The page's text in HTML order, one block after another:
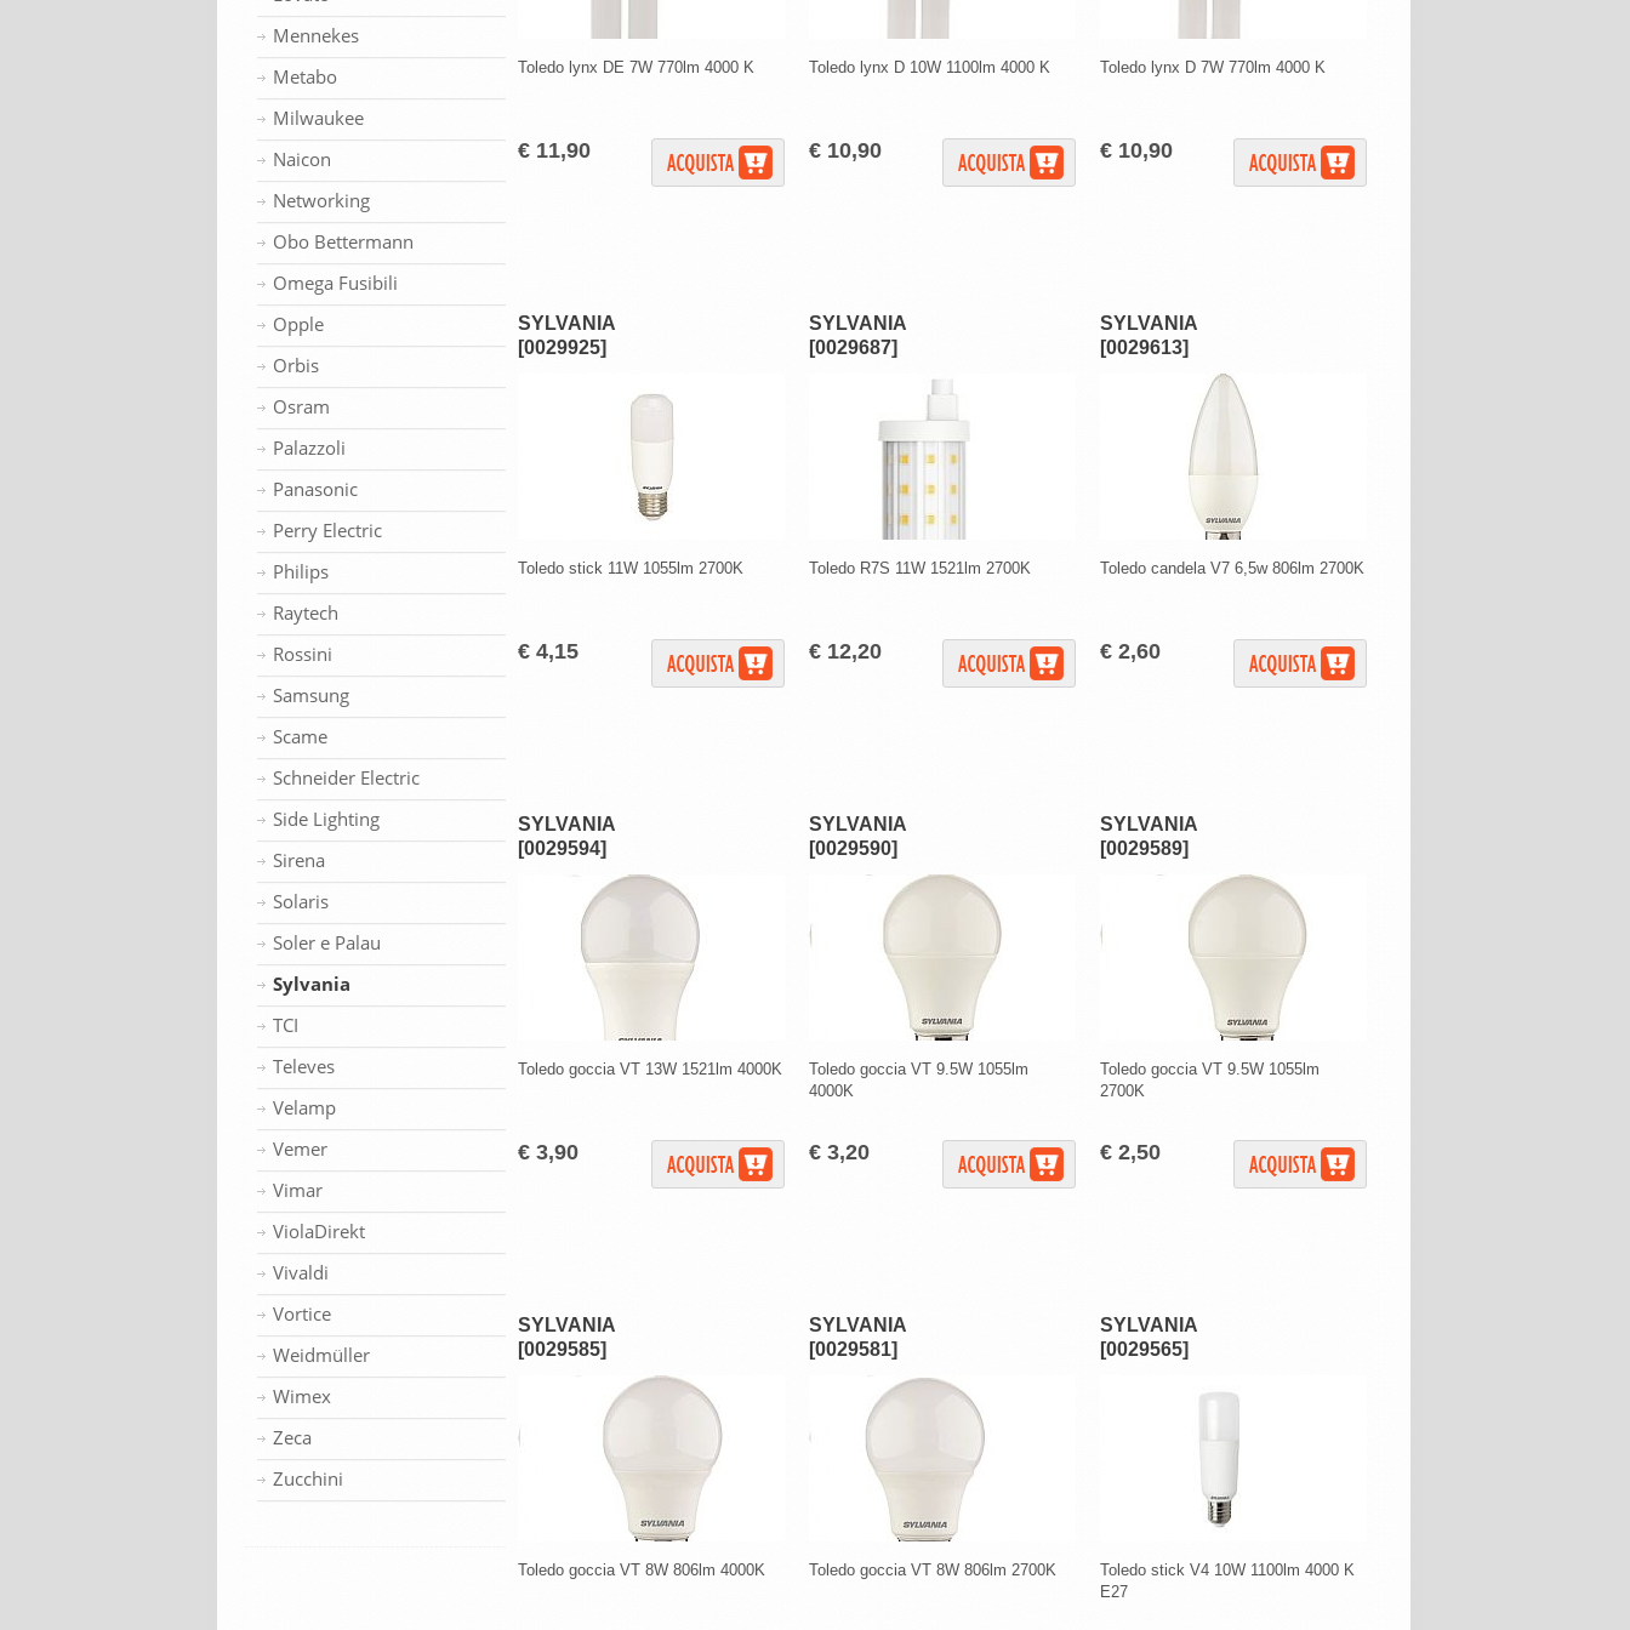
Mennekes
Metabo
Milwaukee
Naicon
Networking
Obo Bettermann
Omega Fusibili
Opple
Orbis
Osram
Palazzoli
Panasonic
Perry Electric
Philips
Raytech
Rossini
Samsung
Scame
Schneider Electric
Side Lighting
Sirena
Solaris
Soler e Palau
Sylvania
TCI
Televes
Velamp
Vemer
Vimar
ViolaDirekt
Vivaldi
Vortice
Weidmüller
Wimex
Zeca
Zucchini
Toledo lynx DE 7W 770lm 4000 K
€ 11,90
Toledo lynx D 10W 1100lm 4000 K
€ 10,90
Toledo lynx D 7W 770lm 4000 K
€ 10,90
SYLVANIA
[0029925]
Toledo stick 11W 1055lm 2700K
€ 4,15
SYLVANIA
[0029687]
Toledo R7S 11W 1521lm 2700K
€ 12,20
SYLVANIA
[0029613]
Toledo candela V7 6,5w 806lm 2700K
€ 2,60
SYLVANIA
[0029594]
Toledo goccia VT 13W 1521lm 4000K
€ 3,90
SYLVANIA
[0029590]
Toledo goccia VT 9.5W 1055lm
4000K
€ 3,20
SYLVANIA
[0029589]
Toledo goccia VT 9.5W 1055lm
2700K
€ 2,50
SYLVANIA
[0029585]
Toledo goccia VT 8W 806lm 4000K
SYLVANIA
[0029581]
Toledo goccia VT 8W 806lm 2700K
SYLVANIA
[0029565]
Toledo stick V4 10W 1100lm 4000 K
E27